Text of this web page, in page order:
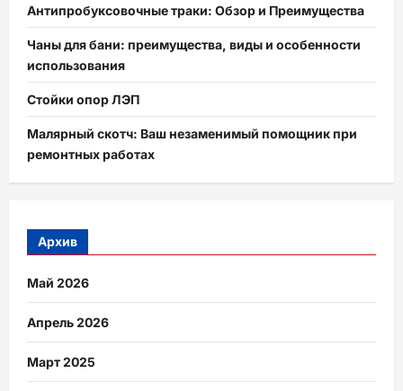
Антипробуксовочные траки: Обзор и Преимущества
Чаны для бани: преимущества, виды и особенности
использования
Стойки опор ЛЭП
Малярный скотч: Ваш незаменимый помощник при
ремонтных работах
Архив
Май 2026
Апрель 2026
Март 2025